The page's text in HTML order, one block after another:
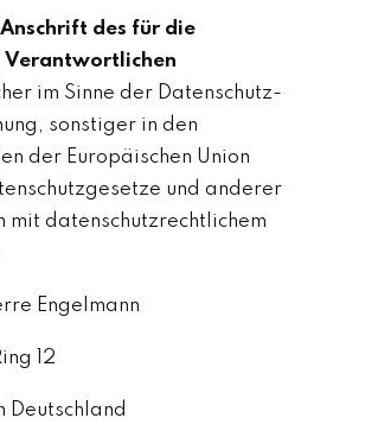
des für die
Verantwortlichen
im Sinne der Datenschutz-
sonstiger in den
der Europäischen Union
und anderer
mit datenschutzrechtlichem
Engelmann
12
Deutschland